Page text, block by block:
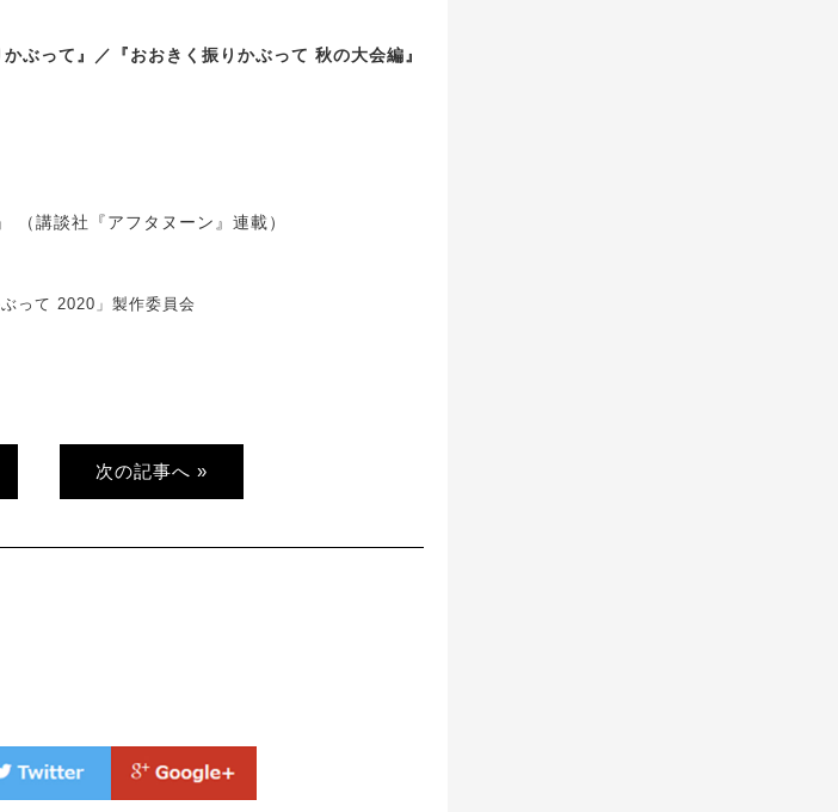
ぶって』／『おおきく振りかぶって 秋の大会編』
（講談社『アフタヌーン』連載）
って 2020」製作委員会
次の記事へ »